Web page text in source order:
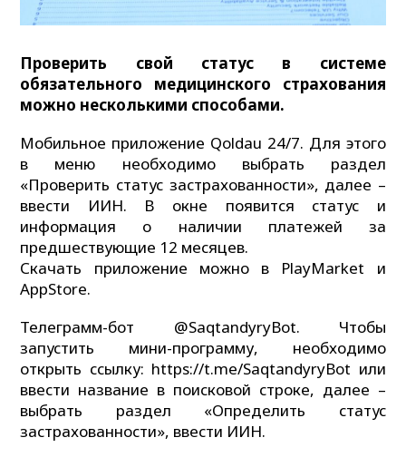
Проверить свой статус в системе
обязательного медицинского страхования
можно несколькими способами.
Мобильное приложение Qoldau 24/7. Для этого
в меню необходимо выбрать раздел
«Проверить статус застрахованности», далее –
ввести ИИН. В окне появится статус и
информация о наличии платежей за
предшествующие 12 месяцев.
Скачать приложение можно в PlayMarket и
AppStore.
Телеграмм-бот @SaqtandyryBot. Чтобы
запустить мини-программу, необходимо
открыть ссылку: https://t.me/SaqtandyryBot или
ввести название в поисковой строке, далее –
выбрать раздел «Определить статус
застрахованности», ввести ИИН.